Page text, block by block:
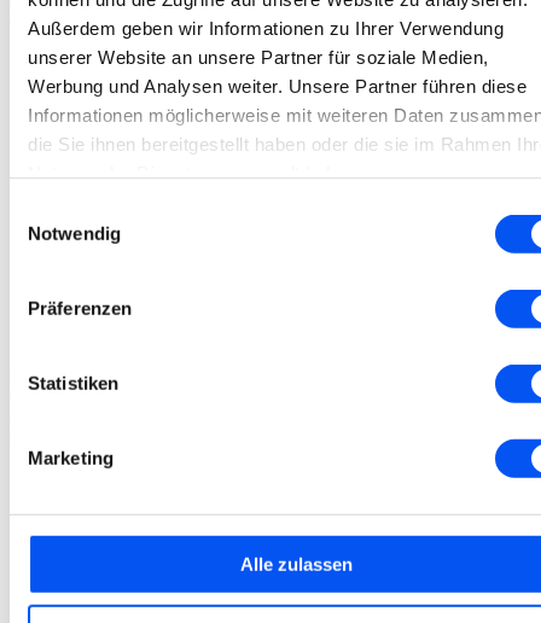
Außerdem geben wir Informationen zu Ihrer Verwendung
unserer Website an unsere Partner für soziale Medien,
Werbung und Analysen weiter. Unsere Partner führen diese
Informationen möglicherweise mit weiteren Daten
die Sie ihnen bereitgestellt haben oder die sie im Rahmen
Notwendig
Präferenzen
Statistiken
Marketing
Alle zulassen
Solocare Aqua Reise-Set